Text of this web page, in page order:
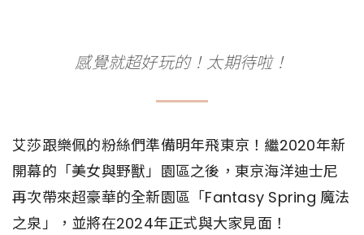
感覺就超好玩的！太期待啦！
艾莎跟樂佩的粉絲們準備明年飛東京！繼2020年新
開幕的「美女與野獸」園區之後，東京海洋迪士尼
再次帶來超豪華的全新園區「Fantasy Spring 魔法
之泉」，並將在2024年正式與大家見面！